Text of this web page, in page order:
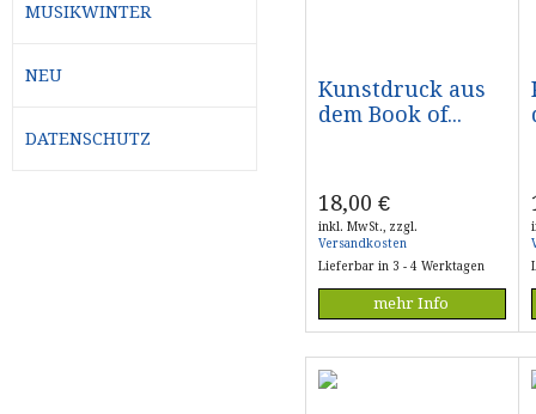
Kunstdruck aus
dem Book of...
18,00 €
inkl. MwSt., zzgl.
Versandkosten
Lieferbar in 3 - 4 Werktagen
mehr Info
MUSIKWINTER
NEU
DATENSCHUTZ